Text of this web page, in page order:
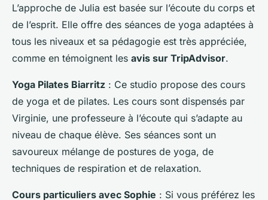
L’approche de Julia est basée sur l’écoute du corps et
de l’esprit. Elle offre des séances de yoga adaptées à
tous les niveaux et sa pédagogie est très appréciée,
comme en témoignent les avis sur TripAdvisor.
Yoga Pilates Biarritz : Ce studio propose des cours
de yoga et de pilates. Les cours sont dispensés par
Virginie, une professeure à l’écoute qui s’adapte au
niveau de chaque élève. Ses séances sont un
savoureux mélange de postures de yoga, de
techniques de respiration et de relaxation.
Cours particuliers avec Sophie : Si vous préférez les